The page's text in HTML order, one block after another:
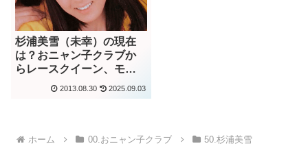
杉浦美雪（未幸）の現在
は？おニャン子クラブか
らレースクイーン、モデ
ルまで完全解説
2013.08.30 2025.09.03
ホーム 00.おニャン子クラブ 50.杉浦美雪